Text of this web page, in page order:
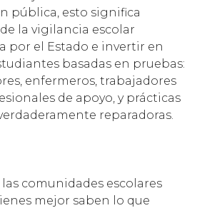
pública, esto significa
la vigilancia escolar
por el Estado e invertir en
basadas en pruebas:
enfermeros, trabajadores
de apoyo, y prácticas
reparadoras.
las comunidades escolares
mejor saben lo que